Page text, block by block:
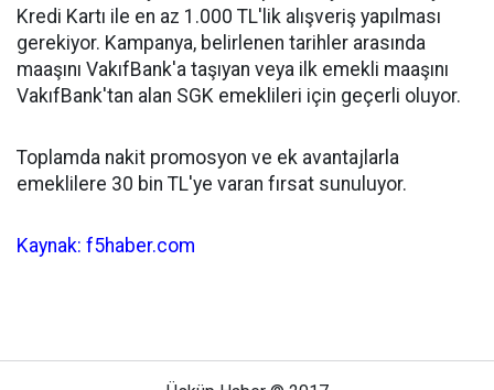
Kredi Kartı ile en az 1.000 TL'lik alışveriş yapılması
gerekiyor. Kampanya, belirlenen tarihler arasında
maaşını VakıfBank'a taşıyan veya ilk emekli maaşını
VakıfBank'tan alan SGK emeklileri için geçerli oluyor.
Toplamda nakit promosyon ve ek avantajlarla
emeklilere 30 bin TL'ye varan fırsat sunuluyor.
Kaynak: f5haber.com